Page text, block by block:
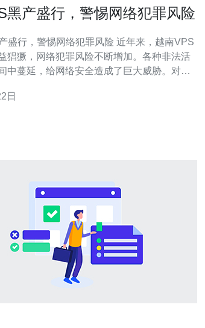
黑产盛行，警惕网络犯罪风险
警惕网络犯罪风险 近年来，越南VPS
猖獗，网络犯罪风险不断增加。各种非法活
中蔓延，给网络安全造成了巨大威胁。对
联网发展较为成熟的国家，拥有大量的VPS
日